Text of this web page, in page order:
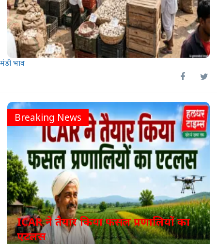
मंडी भाव
Breaking News
ICAR ने तैयार किया फसल प्रणालियों का
एटलस